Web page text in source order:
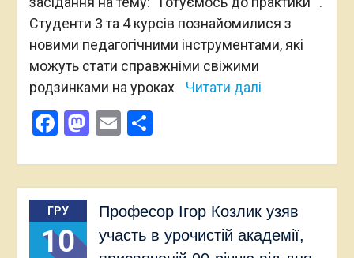
Студенти 3 та 4 курсів познайомилися з
новими педагогічними інструментами, які
можуть стати справжніми свіжими
родзинками на уроках
Читати далі
Facebook
Mastodon
EmailПоділитися
ГРУ
10
Професор Ігор Козлик узяв
участь в урочистій академії,